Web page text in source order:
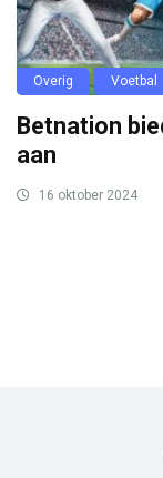
Overig Voetbal
Betnation
aan
16 oktober 2024